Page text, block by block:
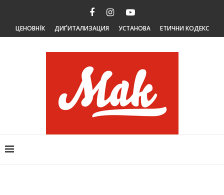
ЦЕНОВНЇК ДИҐИТАЛИЗАЦИЯ УСТАНОВА ЕТИЧНИ КОДЕКС